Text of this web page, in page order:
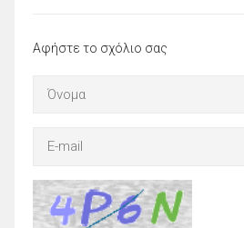
Αφήστε το σχόλιο σας